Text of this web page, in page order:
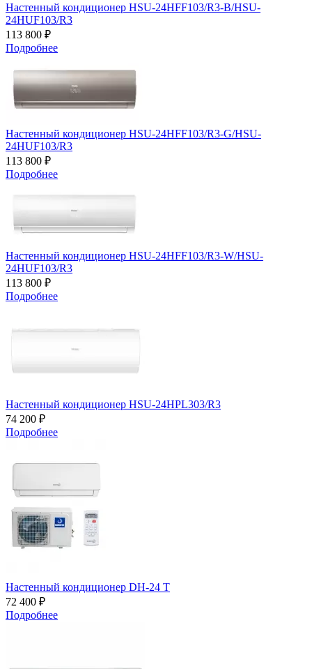
Настенный кондиционер HSU-24HFF103/R3-B/HSU-
24HUF103/R3
113 800 ₽
Подробнее
Настенный кондиционер HSU-24HFF103/R3-G/HSU-
24HUF103/R3
113 800 ₽
Подробнее
Настенный кондиционер HSU-24HFF103/R3-W/HSU-
24HUF103/R3
113 800 ₽
Подробнее
Настенный кондиционер HSU-24HPL303/R3
74 200 ₽
Подробнее
Настенный кондиционер DH-24 T
72 400 ₽
Подробнее